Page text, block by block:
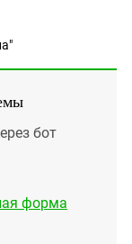
бот
форма